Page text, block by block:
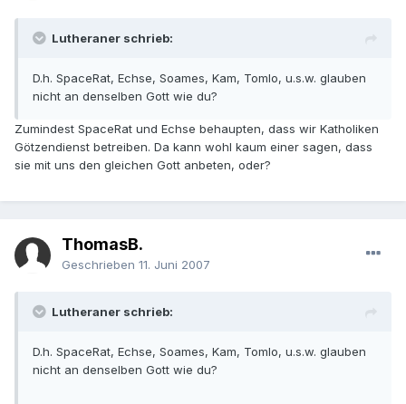
Lutheraner schrieb:
D.h. SpaceRat, Echse, Soames, Kam, Tomlo, u.s.w. glauben
nicht an denselben Gott wie du?
Zumindest SpaceRat und Echse behaupten, dass wir Katholiken
Götzendienst betreiben. Da kann wohl kaum einer sagen, dass
sie mit uns den gleichen Gott anbeten, oder?
ThomasB.
Geschrieben 11. Juni 2007
Lutheraner schrieb:
D.h. SpaceRat, Echse, Soames, Kam, Tomlo, u.s.w. glauben
nicht an denselben Gott wie du?